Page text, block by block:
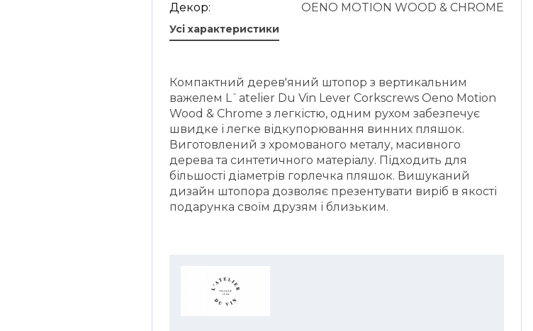
Декор:
OENO MOTION WOOD & CHROME
Усі характеристики
Компактний дерев'яний штопор з вертикальним
важелем L`atelier Du Vin Lever Corkscrews Oeno Motion
Wood & Chrome з легкістю, одним рухом забезпечує
швидке і легке відкупорювання винних пляшок.
Виготовлений з хромованого металу, масивного
дерева та синтетичного матеріалу. Підходить для
більшості діаметрів горлечка пляшок. Вишуканий
дизайн штопора дозволяє презентувати виріб в якості
подарунка своїм друзям і близьким.